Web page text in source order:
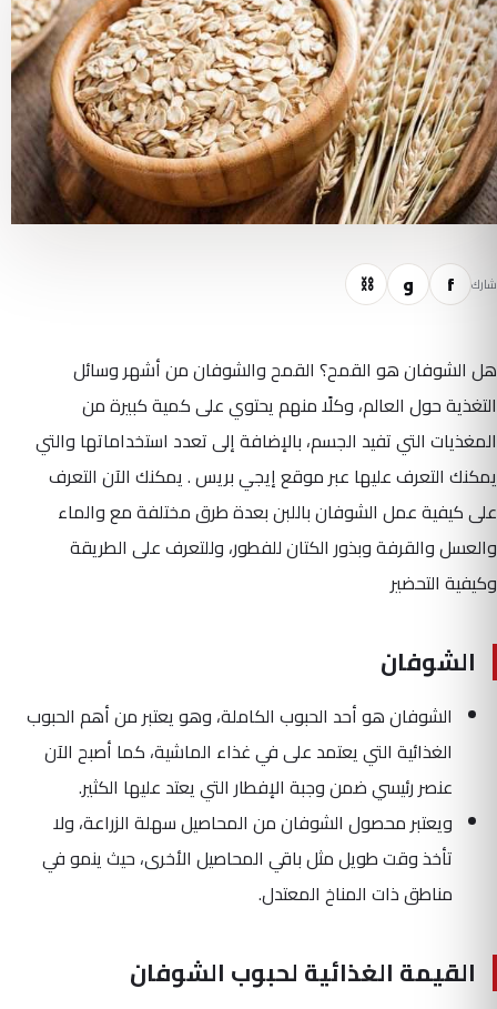
شارك f و ⛓
هل الشوفان هو القمح؟ القمح والشوفان من أشهر وسائل
التغذية حول العالم، وكلًا منهم يحتوي على كمية كبيرة من
المغذيات التي تفيد الجسم، بالإضافة إلى تعدد استخداماتها والتي
يمكنك التعرف عليها عبر موقع إيجي بريس . يمكنك الآن التعرف
على كيفية عمل الشوفان باللبن بعدة طرق مختلفة مع والماء
والعسل والقرفة وبذور الكتان للفطور، وللتعرف على الطريقة
وكيفية التحضير
الشوفان
الشوفان هو أحد الحبوب الكاملة، وهو يعتبر من أهم الحبوب
الغذائية التي يعتمد على في غذاء الماشية، كما أصبح الآن
عنصر رئيسي ضمن وجبة الإفطار التي يعتد عليها الكثير.
ويعتبر محصول الشوفان من المحاصيل سهلة الزراعة، ولا
تأخذ وقت طويل مثل باقي المحاصيل الأخرى، حيث ينمو في
مناطق ذات المناخ المعتدل.
القيمة الغذائية لحبوب الشوفان